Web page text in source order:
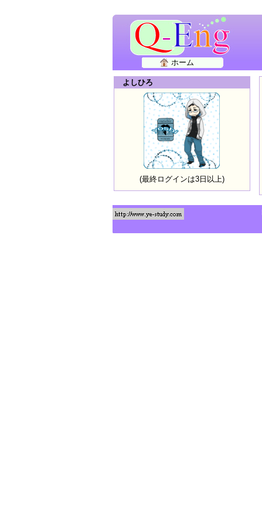
ホーム
よしひろ
(最終ログインは3日以上)